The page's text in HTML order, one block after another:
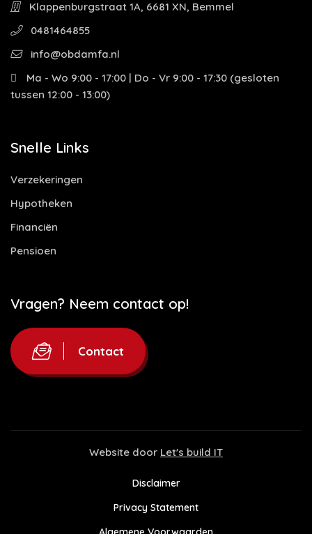
Klappenburgstraat 1A, 6681 XN, Bemmel
0481464855
info@obdamfa.nl
Ma - Wo 9:00 - 17:00 | Do - Vr 9:00 - 17:30 (gesloten
tussen 12:00 - 13:00)
Snelle Links
Verzekeringen
Hypotheken
Financiën
Pensioen
Vragen? Neem contact op!
Contact
Website door Let's build IT
Disclaimer
Privacy Statement